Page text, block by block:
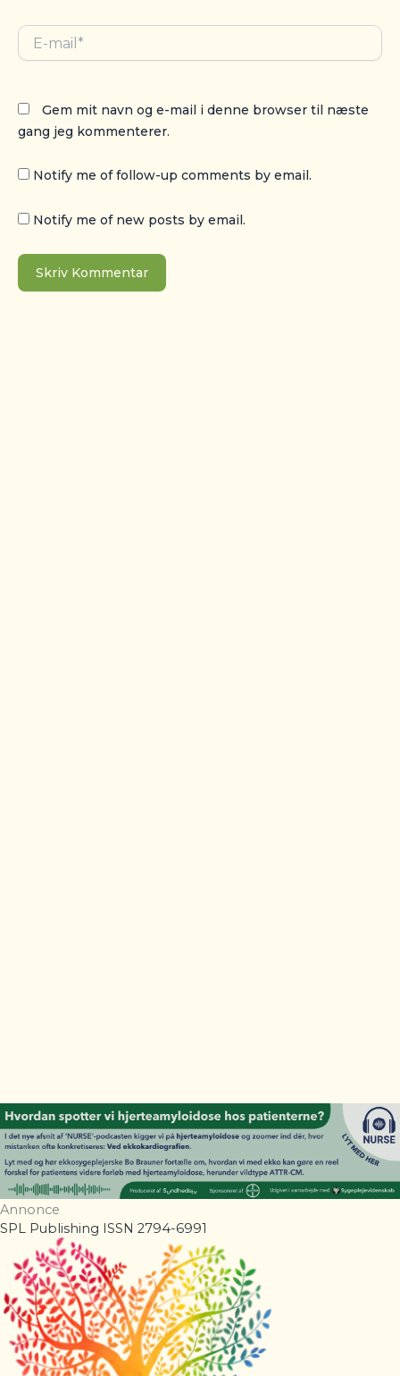
E-
mail*
Gem mit navn og e-mail i denne browser til næste
gang jeg kommenterer.
Notify me of follow-up comments by email.
Notify me of new posts by email.
Annonce
SPL Publishing ISSN 2794-6991